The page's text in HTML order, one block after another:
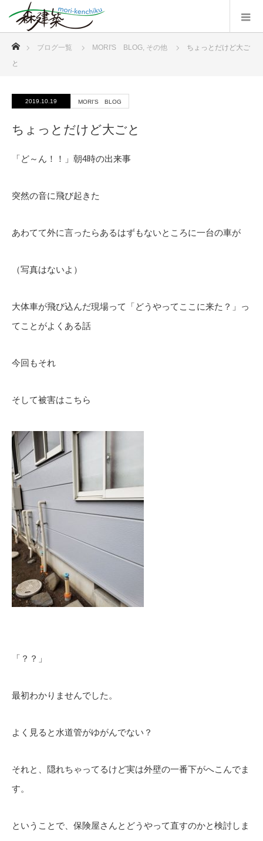
ブログ一覧 MORI'S BLOG, その他
ちょっとだけど大ご
と
2019.10.19 MORI'S BLOG
ちょっとだけど大ごと
「ど～ん！！」朝4時の出来事
突然の音に飛び起きた
あわてて外に言ったらあるはずもないところに一台の車が
（写真はないよ）
大体車が飛び込んだ現場って「どうやってここに来た？」っ
てことがよくある話
今回もそれ
そして被害はこちら
「？？」
最初わかりませんでした。
よく見ると水道管がゆがんでない？
それと、隠れちゃってるけど実は外壁の一番下がへこんでま
す。
ということで、保険屋さんとどうやって直すのかと検討しま